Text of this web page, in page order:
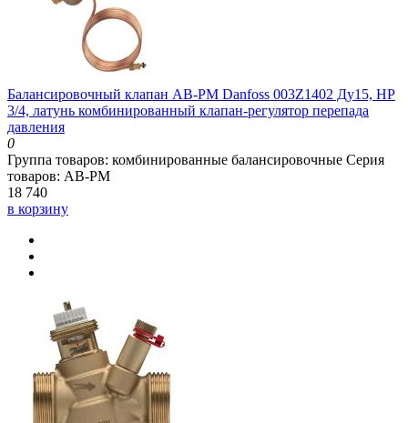
Балансировочный клапан AB-PM Danfoss 003Z1402 Ду15, HP
3/4, латунь комбинированный клапан-регулятор перепада
давления
0
Группа товаров: комбинированные балансировочные Серия
товаров: AB-PM
18 740
в корзину